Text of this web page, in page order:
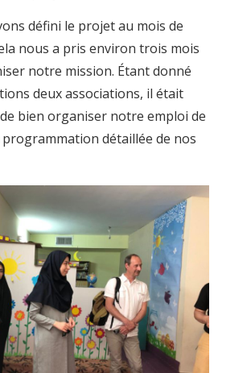
défini le projet au mois de
nous a pris environ trois mois
notre mission. Étant donné
deux associations, il était
bien organiser notre emploi de
détaillée de nos